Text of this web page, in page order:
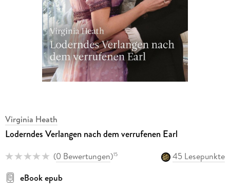
Virginia Heath
Loderndes Verlangen nach dem verrufenen Earl
(0 Bewertungen)15
45 Lesepunkte
eBook epub